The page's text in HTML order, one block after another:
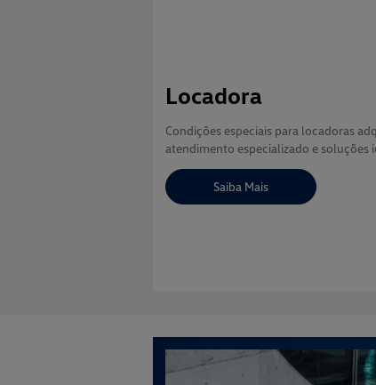
Locadora
Condições especiais para locadoras
atendimento especializado e soluções
Saiba Mais